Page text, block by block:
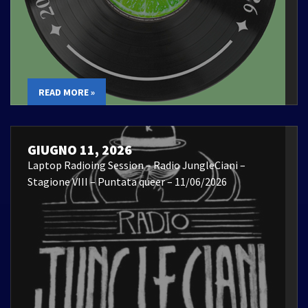
READ MORE »
GIUGNO 11, 2026
Laptop Radioing Session – Radio JungleCiani –
Stagione VIII – Puntata queer – 11/06/2026